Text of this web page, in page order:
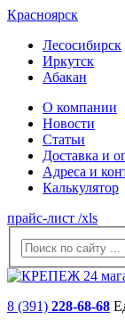
Красноярск
Лесосибирск
Иркутск
Абакан
О компании
Новости
Статьи
Доставка и
Адреса и
Калькулятор
прайс-лист /xls
8 (391) 228-68-68